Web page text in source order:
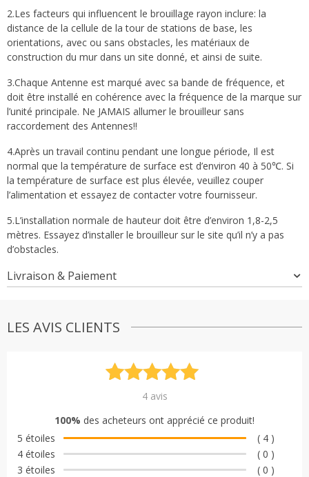
2.Les facteurs qui influencent le brouillage rayon inclure: la
distance de la cellule de la tour de stations de base, les
orientations, avec ou sans obstacles, les matériaux de
construction du mur dans un site donné, et ainsi de suite.
3.Chaque Antenne est marqué avec sa bande de fréquence, et
doit être installé en cohérence avec la fréquence de la marque sur
l’unité principale. Ne JAMAIS allumer le brouilleur sans
raccordement des Antennes!!
4.Après un travail continu pendant une longue période, Il est
normal que la température de surface est d’environ 40 à 50℃. Si
la température de surface est plus élevée, veuillez couper
l’alimentation et essayez de contacter votre fournisseur.
5.L’installation normale de hauteur doit être d’environ 1,8-2,5
mètres. Essayez d’installer le brouilleur sur le site qu’il n’y a pas
d’obstacles.
Livraison & Paiement
LES AVIS CLIENTS
Noté
5.00
basé sur
notations
client
4avis
100% des acheteurs ont apprécié ce produit!
5 étoiles
( 4 )
4 étoiles
( 0 )
3 étoiles
( 0 )